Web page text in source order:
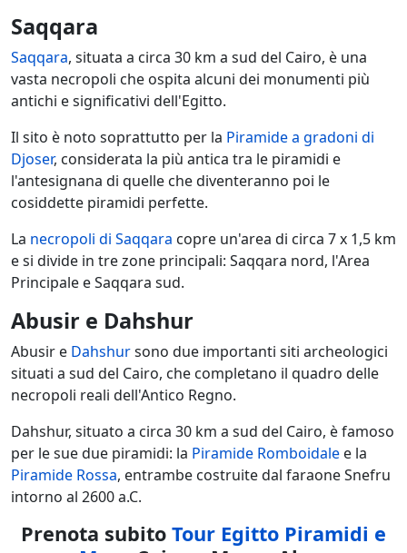
Saqqara
Saqqara, situata a circa 30 km a sud del Cairo, è una
vasta necropoli che ospita alcuni dei monumenti più
antichi e significativi dell'Egitto.
Il sito è noto soprattutto per la Piramide a gradoni di
Djoser, considerata la più antica tra le piramidi e
l'antesignana di quelle che diventeranno poi le
cosiddette piramidi perfette.
La necropoli di Saqqara copre un'area di circa 7 x 1,5 km
e si divide in tre zone principali: Saqqara nord, l'Area
Principale e Saqqara sud.
Abusir e Dahshur
Abusir e Dahshursono due importanti siti archeologici
situati a sud del Cairo, che completano il quadro delle
necropoli reali dell'Antico Regno.
Dahshur, situato a circa 30 km a sud del Cairo, è famoso
per le sue due piramidi: la Piramide Romboidale e la
Piramide Rossa, entrambe costruite dal faraone Snefru
intorno al 2600 a.C.
Prenota subito Tour Egitto Piramidi e